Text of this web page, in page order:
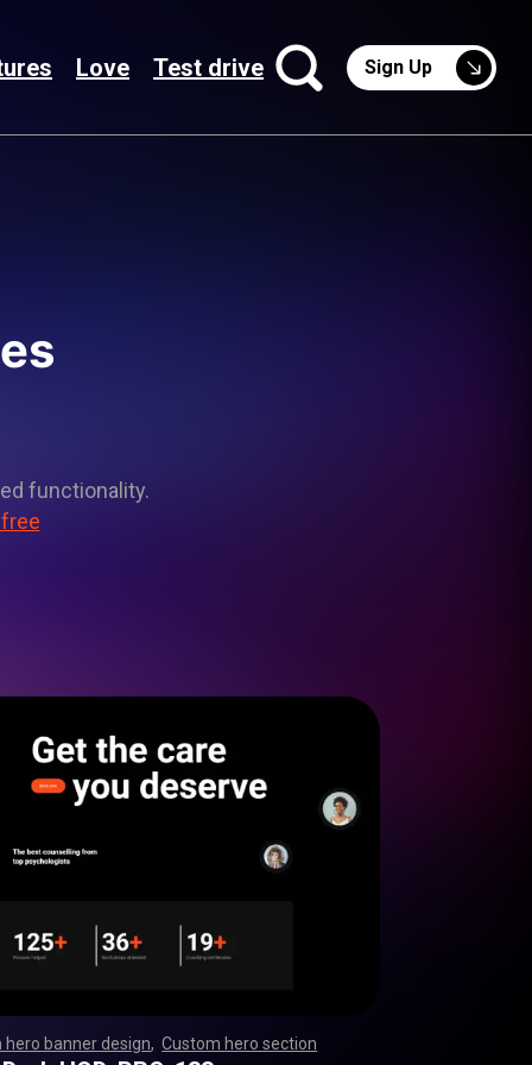
Love Test drive Sign Up
functionality.
hero banner design ,Custom hero section
,,,,,,,,,,,,,,,,,,,,,, ,,,,,,,,,,,,,,,,,,,,,,,
,,,,,,,,,,,,,,,,,,,,,, ,,,,,,,,,,,,,,,,,,,,,,,